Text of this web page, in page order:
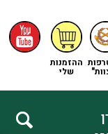
ההזמנות
שלי